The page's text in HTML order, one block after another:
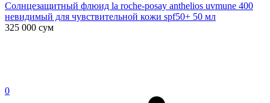
Солнцезащитный флюид la roche-posay anthelios uvmune 400
невидимый для чувствительной кожи spf50+ 50 мл
325 000 сум
0